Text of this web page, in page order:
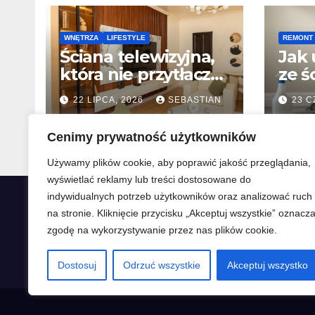
Cenimy prywatność użytkowników
Używamy plików cookie, aby poprawić jakość przeglądania,
wyświetlać reklamy lub treści dostosowane do
indywidualnych potrzeb użytkowników oraz analizować ruch
na stronie. Kliknięcie przycisku „Akceptuj wszystkie” oznacza
zgodę na wykorzystywanie przez nas plików cookie.
Dostosuj Odrzuć wszystkie Akceptuj wszystko
WNĘTRZA LIFESTYLE
Ściana telewizyjna,
która nie przytłacza
wnętrza –
nowoczesne tła pod
TV, od lameli po
spieki kwarcowe
22 LIPCA, 2026 SEBASTIAN
REMONT
Jak
ze
23
Domatio